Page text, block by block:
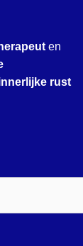
en
rust